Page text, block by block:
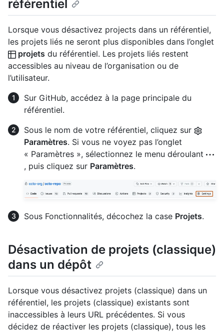
référentiel
Lorsque vous désactivez projects dans un référentiel,
les projets liés ne seront plus disponibles dans l’onglet
projets du référentiel. Les projets liés restent
accessibles au niveau de l’organisation ou de
l’utilisateur.
Sur GitHub, accédez à la page principale du
référentiel.
Sous le nom de votre référentiel, cliquez sur
Paramètres. Si vous ne voyez pas l’onglet
« Paramètres », sélectionnez le menu déroulant
, puis cliquez sur Paramètres.
Sous Fonctionnalités, décochez la case Projets.
Désactivation de projets (classique)
dans un dépôt
Lorsque vous désactivez projets (classique) dans un
référentiel, les projets (classique) existants sont
inaccessibles à leurs URL précédentes. Si vous
décidez de réactiver les projets (classique), tous les